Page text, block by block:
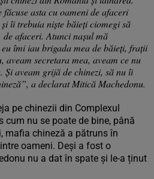
asta cu oameni de afaceri
îi trebuia niște băieți ciomegi să
afaceri. Atunci nașul mă
îmi iau brigada mea de băieți, frații
aveam secretara mea, aveam ce nu
Și aveam grijă de chinezi, să nu îi
a declarat Mitică Machedonu.
pe chinezii din Complexul
cum nu se poate de bine, până
mafia chineză a pătruns în
oameni. Deși a fost o
nu a dat în spate și le-a ținut